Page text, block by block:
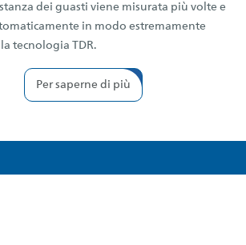
dei guasti viene misurata più volte e
in modo estremamente
tecnologia TDR.
Per saperne di più